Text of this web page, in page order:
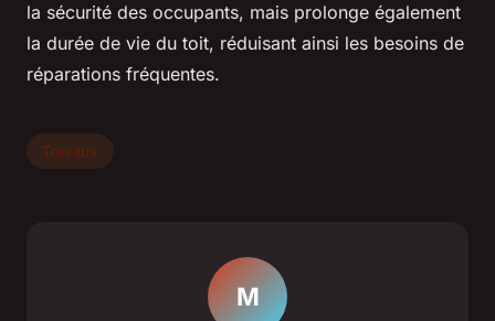
la sécurité des occupants, mais prolonge également
la durée de vie du toit, réduisant ainsi les besoins de
réparations fréquentes.
Travaux
M